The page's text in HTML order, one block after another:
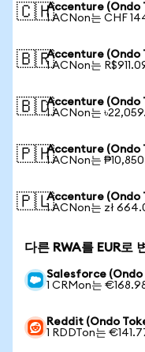
🇨🇭Accenture (Ondo
1 ACNon는 CHF
🇧🇷Accenture (Ondo
1 ACNon는
🇧🇩Accenture (Ondo
1 ACNon는
🇵🇭Accenture (Ondo
1 ACNon는
🇵🇱Accenture (Ondo
1 ACNon는 zł
다른 RWA를 EUR로
Salesforce (Ondo
1 CRMon는
Reddit (Ondo
1 RDDTon는